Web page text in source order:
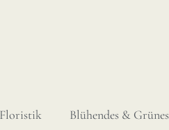
Blühendes & Grünes